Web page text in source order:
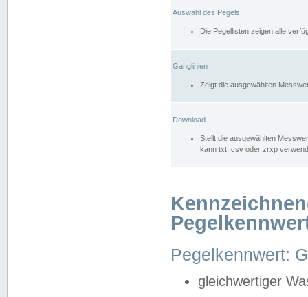
Auswahl des Pegels
Die Pegellisten zeigen alle
Ganglinien
Zeigt die ausgewählten
Download
Stellt die ausgewählten
kann txt, csv oder zrxp
Pegelkennwert:
gleichwertiger